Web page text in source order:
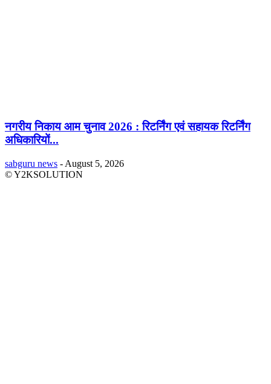
नगरीय निकाय आम चुनाव 2026 : रिटर्निंग एवं सहायक रिटर्निंग
अधिकारियों...
sabguru news - August 5, 2026
© Y2KSOLUTION